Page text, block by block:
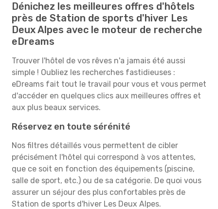
Dénichez les meilleures offres d'hôtels
près de Station de sports d'hiver Les
Deux Alpes avec le moteur de recherche
eDreams
Trouver l'hôtel de vos rêves n'a jamais été aussi
simple ! Oubliez les recherches fastidieuses :
eDreams fait tout le travail pour vous et vous permet
d'accéder en quelques clics aux meilleures offres et
aux plus beaux services.
Réservez en toute sérénité
Nos filtres détaillés vous permettent de cibler
précisément l'hôtel qui correspond à vos attentes,
que ce soit en fonction des équipements (piscine,
salle de sport, etc.) ou de sa catégorie. De quoi vous
assurer un séjour des plus confortables près de
Station de sports d'hiver Les Deux Alpes.